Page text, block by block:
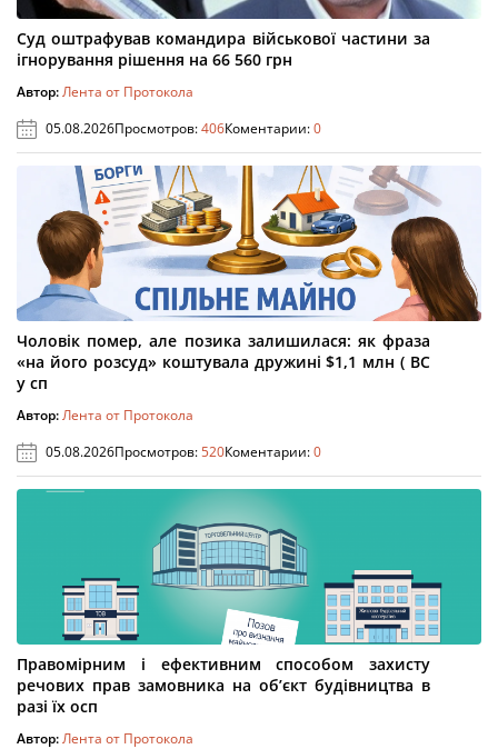
Суд оштрафував командира військової частини за
ігнорування рішення на 66 560 грн
Автор:Лента от Протокола
05.08.2026Просмотров:406Коментарии:0
Чоловік помер, але позика залишилася: як фраза
«на його розсуд» коштувала дружині $1,1 млн ( ВС
у сп
Автор:Лента от Протокола
05.08.2026Просмотров:520Коментарии:0
Правомірним і ефективним способом захисту
речових прав замовника на об’єкт будівництва в
разі їх осп
Автор:Лента от Протокола